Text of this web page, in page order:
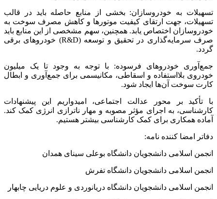
تسهیلات به خودروسازان: بخشی از منابع حاصله باید در قالب
تسهیلات، جهت ارتقای کیفیت موتورها و کاهش مصرف سوخت به
خودروسازان اختصاص یابد. همچنین، سهم مشخصی از این منابع باید
صرف سرمایه‌گذاری در تحقیق و توسعه (R&D) خودروهای برقی
گردد.
جمع‌آوری خودروهای فرسوده: با توجه به وجود تا یک میلیون
خودروی بلااستفاده و اسقاطی، مکانیسمی برای جمع‌آوری و ابطال
کارت سوخت آن‌ها ایجاد شود.
با تأکید بر محور عدالت اجتماعی، امیدواریم این پیشنهادات
کارشناسی، به اجرای مؤثر مصوبه و مهار ناترازی انرژی کمک کند.
آماده همکاری برای کمک کارشناسی بیشتر هستیم.
دفاتر امضا کننده نامه:
انجمن اسلامی دانشجویان دانشگاه بوعلی سینای همدان
انجمن اسلامی دانشجویان دانشگاه تفرش
انجمن اسلامی دانشجویان دانشگاه دریانوردی و علوم دریایی چابهار